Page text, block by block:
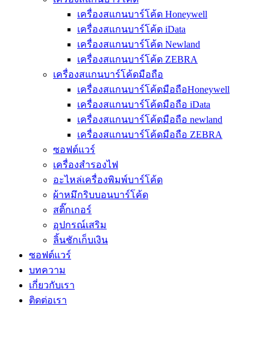
เครื่องสแกนบาร์โค้ด Honeywell
เครื่องสแกนบาร์โค้ด iData
เครื่องสแกนบาร์โค้ด Newland
เครื่องสแกนบาร์โค้ด ZEBRA
เครื่องสแกนบาร์โค้ดมือถือ
เครื่องสแกนบาร์โค้ดมือถือHoneywell
เครื่องสแกนบาร์โค้ดมือถือ iData
เครื่องสแกนบาร์โค้ดมือถือ newland
เครื่องสแกนบาร์โค้ดมือถือ ZEBRA
ซอฟต์แวร์
เครื่องสำรองไฟ
อะไหล่เครื่องพิมพ์บาร์โค้ด
ผ้าหมึกริบบอนบาร์โค้ด
สติ๊กเกอร์
อุปกรณ์เสริม
ลิ้นชักเก็บเงิน
ซอฟต์แวร์
บทความ
เกี่ยวกับเรา
ติดต่อเรา